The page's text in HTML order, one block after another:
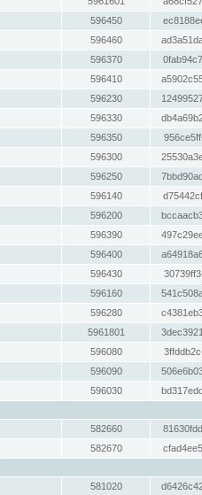
596450
596460
596370
596410
596230
596330
596350
596300
596250
596140
596200
596390
596400
596430
596160
596280
5961801
596080
596090
596030
582660
582670
581020